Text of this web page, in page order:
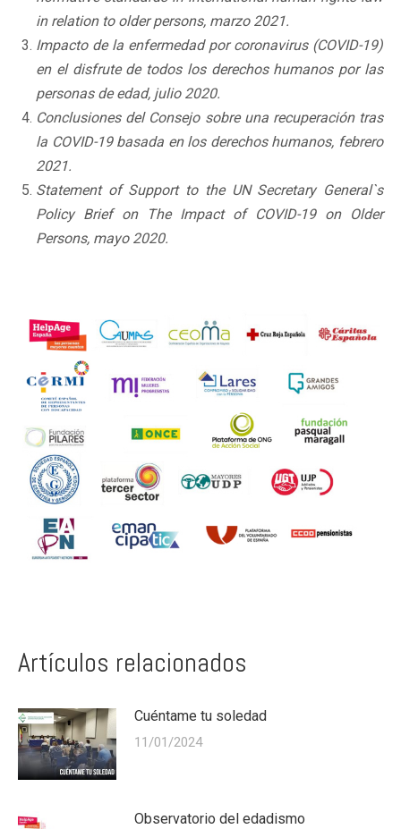
in relation to older persons, marzo 2021.
Impacto de la enfermedad por coronavirus (COVID-19)
en el disfrute de todos los derechos humanos por las
personas de edad, julio 2020.
Conclusiones del Consejo sobre una recuperación tras
la COVID-19 basada en los derechos humanos, febrero
2021.
Statement of Support to the UN Secretary General`s
Policy Brief on The Impact of COVID-19 on Older
Persons, mayo 2020.
Artículos relacionados
Cuéntame tu soledad
11/01/2024
Observatorio del edadismo